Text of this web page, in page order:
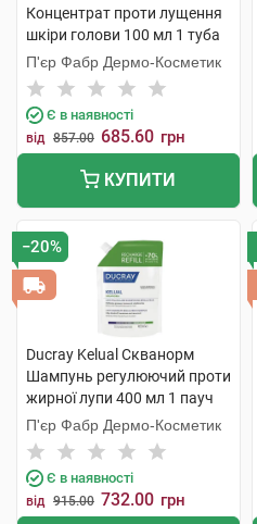
Концентрат проти лущення
шкіри голови 100 мл 1 туба
П'єр Фабр Дермо-Косметик
Є в наявності
від 857.00 685.60 грн
КУПИТИ
−20%
Ducray Kelual Скванорм
Шампунь регулюючий проти
жирної лупи 400 мл 1 пауч
П'єр Фабр Дермо-Косметик
Є в наявності
від 915.00 732.00 грн